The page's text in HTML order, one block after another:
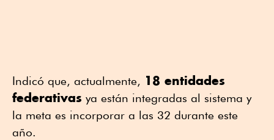
Indicó que, actualmente, 18 entidades
federativas ya están integradas al sistema y
la meta es incorporar a las 32 durante este
año.